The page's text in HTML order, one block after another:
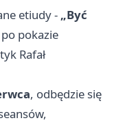
etiudy - „Być
pokazie
Rafał
, odbędzie się